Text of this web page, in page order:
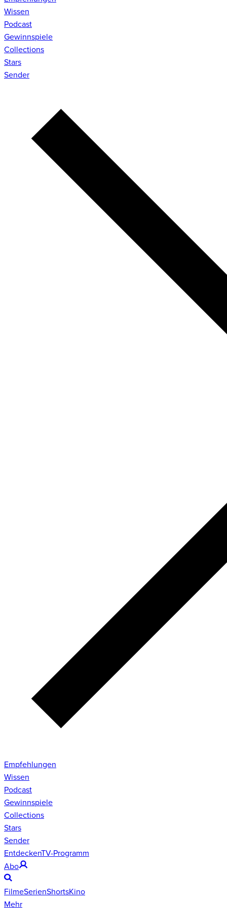
Wissen
Podcast
Gewinnspiele
Collections
Stars
Sender
Empfehlungen
Wissen
Podcast
Gewinnspiele
Collections
Stars
Sender
EntdeckenTV-Programm
Abo
FilmeSerienShortsKino
Mehr